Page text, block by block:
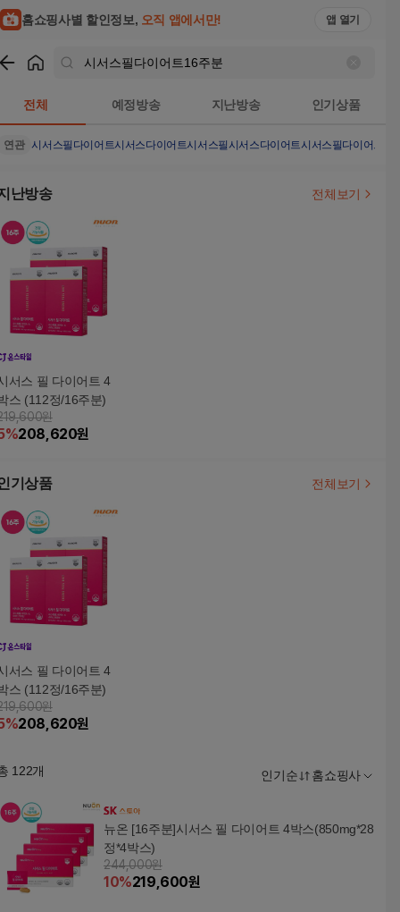
홈쇼핑사별 할인정보, 오직 앱에서만! 앱 열기
전체 예정방송 지난방송 인기상품
연관 시서스필다이어트시서스다이어트시서스필 시서스다이어트시서스필다이어트16
난방송 전체보기
서스 필 다이어트 4
스 (112정/16주분)
원
%208,620원
기상품 전체보기
서스 필 다이어트 4
스 (112정/16주분)
원
%208,620원
122개 인기순 홈쇼핑사
뉴온 [16주분]시서스 필 다이어트 4박스(850mg*28
정*4박스)
244,000원
10%219,600원